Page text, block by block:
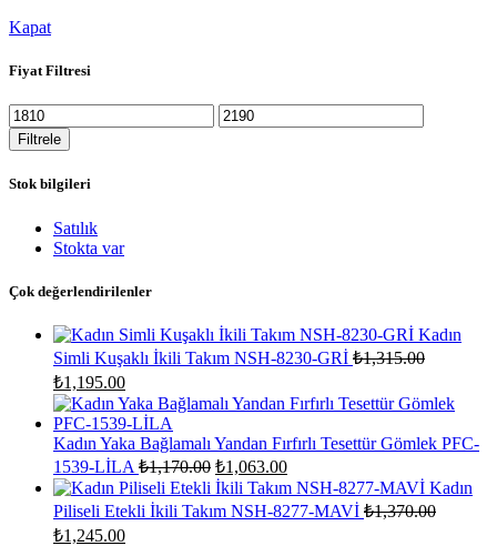
Kapat
Fiyat Filtresi
En
düşük
fiyat
En
yüksek
Filtrele
Stok bilgileri
Satılık
Stokta var
Çok değerlendirilenler
Kadın
Simli Kuşaklı İkili Takım NSH-8230-GRİ ₺1,315.00
Orijinal
fiyat:
₺1,315.00.
₺1,195.00Şu
andaki
fiyat:
₺1,195.00.
Kadın Yaka Bağlamalı Yandan Fırfırlı Tesettür Gömlek PFC-
1539-LİLA ₺1,170.00 Orijinal
fiyat:
₺1,170.00.
₺1,063.00Şu
andaki
fiyat:
₺1,063.00.
Kadın
Piliseli Etekli İkili Takım NSH-8277-MAVİ ₺1,370.00
Orijinal
₺1,245.00Şu